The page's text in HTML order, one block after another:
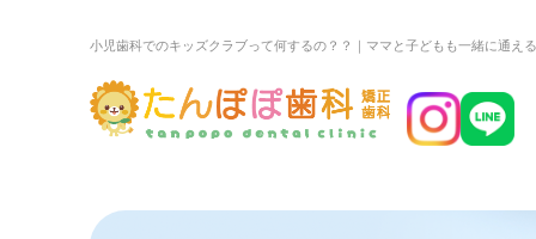
小児歯科でのキッズクラブって何するの？？｜ママと子どもも一緒に通え